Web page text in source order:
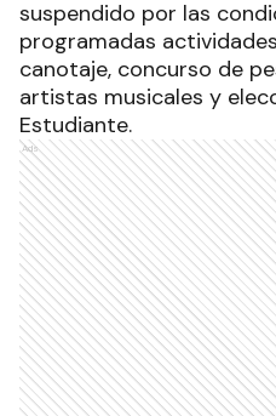
suspendido por las
programadas
canotaje, concurso de
artistas musicales y
Estudiante.
Ads